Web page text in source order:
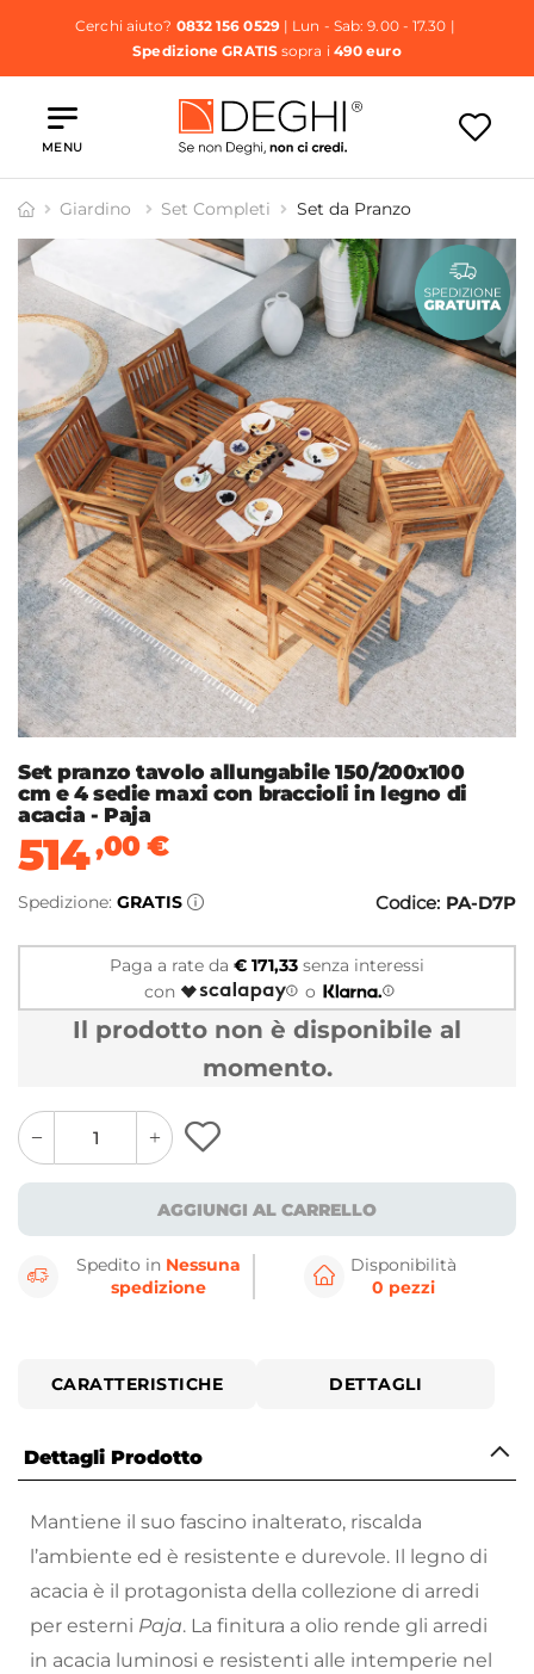
Cerchi aiuto? 0832 156 0529| Lun - Sab: 9.00 - 17.30 |
Spedizione GRATISsopra i 490 euro
MENU
Giardino Set Completi Set da Pranzo
Set pranzo tavolo allungabile 150/200x100
cm e 4 sedie maxi con braccioli in legno di
acacia - Paja
514,00€
Spedizione: GRATIS Codice: PA-D7P
Paga a rate da € 171,33 senza interessi
con
o
Il prodotto non è disponibile al
momento.
quantity
button
quantity
minus
button
AGGIUNGI AL CARRELLO
Spedito in Nessuna
spedizione
Disponibilità
0 pezzi
CARATTERISTICHE DETTAGLI
Dettagli Prodotto
Mantiene il suo fascino inalterato, riscalda
l’ambiente ed è resistente e durevole. Il legno di
acacia è il protagonista della collezione di arredi
per esterni Paja. La finitura a olio rende gli arredi
in acacia luminosi e resistenti alle intemperie nel